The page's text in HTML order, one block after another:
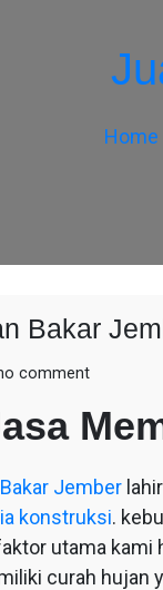
Home
Bakar
commenton
Jasa
Membran
Jember
Jember
konstruksi.
utama
curah hujan